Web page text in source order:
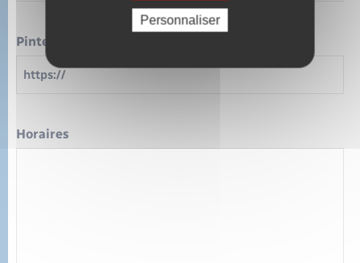
Pinterest
Horaires
Personnaliser